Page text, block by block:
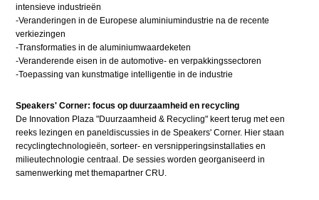
intensieve industrieën
-Veranderingen in de Europese aluminiumindustrie na de recente
verkiezingen
-Transformaties in de aluminiumwaardeketen
-Veranderende eisen in de automotive- en verpakkingssectoren
-Toepassing van kunstmatige intelligentie in de industrie
Speakers' Corner: focus op duurzaamheid en recycling
De Innovation Plaza "Duurzaamheid & Recycling" keert terug met een
reeks lezingen en paneldiscussies in de Speakers' Corner. Hier staan
recyclingtechnologieën, sorteer- en versnipperingsinstallaties en
milieutechnologie centraal. De sessies worden georganiseerd in
samenwerking met themapartner CRU.